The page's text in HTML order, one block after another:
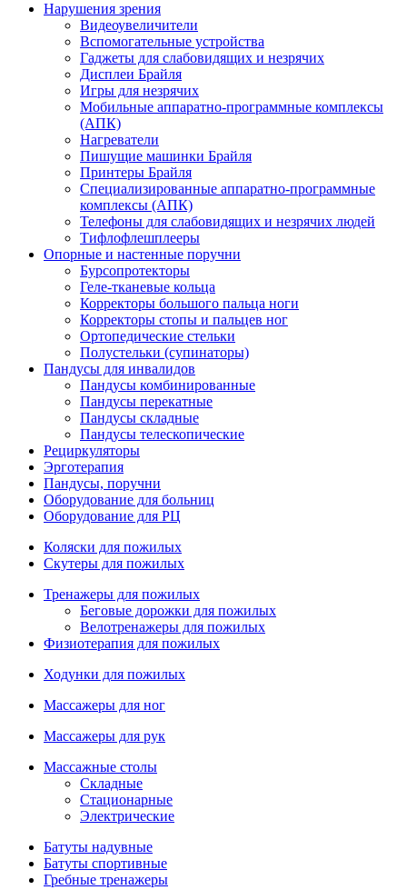
Нарушения зрения
Видеоувеличители
Вспомогательные устройства
Гаджеты для слабовидящих и незрячих
Дисплеи Брайля
Игры для незрячих
Мобильные аппаратно-программные комплексы
(АПК)
Нагреватели
Пишущие машинки Брайля
Принтеры Брайля
Специализированные аппаратно-программные
комплексы (АПК)
Телефоны для слабовидящих и незрячих людей
Тифлофлешплееры
Опорные и настенные поручни
Бурсопротекторы
Геле-тканевые кольца
Корректоры большого пальца ноги
Корректоры стопы и пальцев ног
Ортопедические стельки
Полустельки (супинаторы)
Пандусы для инвалидов
Пандусы комбинированные
Пандусы перекатные
Пандусы складные
Пандусы телескопические
Рециркуляторы
Эрготерапия
Пандусы, поручни
Оборудование для больниц
Оборудование для РЦ
Коляски для пожилых
Скутеры для пожилых
Тренажеры для пожилых
Беговые дорожки для пожилых
Велотренажеры для пожилых
Физиотерапия для пожилых
Ходунки для пожилых
Массажеры для ног
Массажеры для рук
Массажные столы
Складные
Стационарные
Электрические
Батуты надувные
Батуты спортивные
Гребные тренажеры